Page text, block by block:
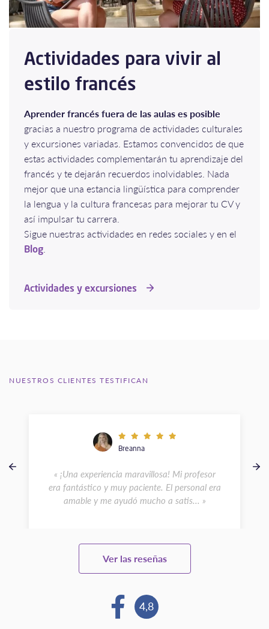
Actividades para vivir al
estilo francés
Aprender francés fuera de las aulas es posible
gracias a nuestro programa de actividades culturales
y excursiones variadas. Estamos convencidos de que
estas actividades complementarán tu aprendizaje del
francés y te dejarán recuerdos inolvidables. Nada
mejor que una estancia lingüística para comprender
la lengua y la cultura francesas para mejorar tu CV y
así impulsar tu carrera.
Sigue nuestras actividades en redes sociales y en el
Blog.
Actividades y excursiones
NUESTROS CLIENTES TESTIFICAN
Breanna
« ¡Una experiencia maravillosa! Mi profesor
era fantástico y muy paciente. El personal era
amable y me ayudó mucho a satis... »
Ver las reseñas
4,8